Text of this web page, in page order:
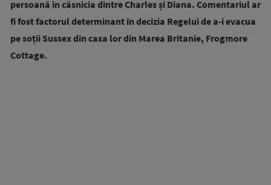
persoană în căsnicia dintre Charles și Diana. Comentariul ar
fi fost factorul determinant în decizia Regelui de a-i evacua
pe soții Sussex din casa lor din Marea Britanie, Frogmore
Cottage.